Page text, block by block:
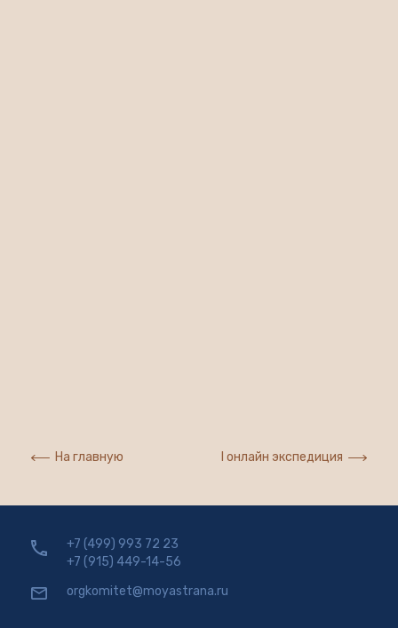
На главную I онлайн экспедиция
+7 (499) 993 72 23
+7 (915) 449-14-56
orgkomitet@moyastrana.ru